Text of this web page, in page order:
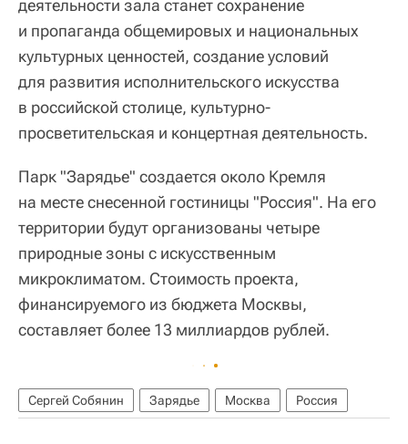
деятельности зала станет сохранение
и пропаганда общемировых и национальных
культурных ценностей, создание условий
для развития исполнительского искусства
в российской столице, культурно-
просветительская и концертная деятельность.
Парк "Зарядье" создается около Кремля
на месте снесенной гостиницы "Россия". На его
территории будут организованы четыре
природные зоны с искусственным
микроклиматом. Стоимость проекта,
финансируемого из бюджета Москвы,
составляет более 13 миллиардов рублей.
Сергей Собянин Зарядье Москва Россия